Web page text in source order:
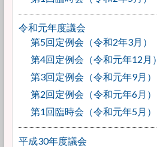
令和元年度議会
第5回定例会（令和2年3月）
第4回定例会（令和元年12月）
第3回定例会（令和元年9月）
第2回定例会（令和元年6月）
第1回臨時会（令和元年5月）
平成30年度議会